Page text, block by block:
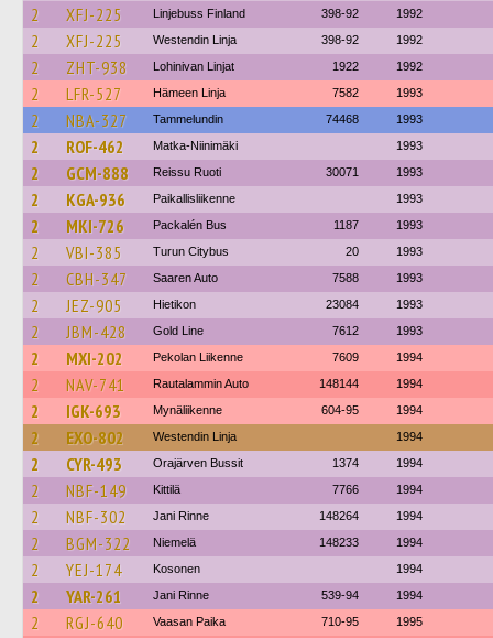
2 XFJ-225 Linjebuss Finland 398-92 1992
2 XFJ-225 Westendin Linja 398-92 1992
2 ZHT-938 Lohinivan Linjat 1922 1992
2 LFR-527 Hämeen Linja 7582 1993
2 NBA-327 Tammelundin 74468 1993
2 ROF-462 Matka-Niinimäki 1993
2 GCM-888 Reissu Ruoti 30071 1993
2 KGA-936 Paikallisliikenne 1993
2 MKI-726 Packalén Bus 1187 1993
2 VBI-385 Turun Citybus 20 1993
2 CBH-347 Saaren Auto 7588 1993
2 JEZ-905 Hietikon 23084 1993
2 JBM-428 Gold Line 7612 1993
2 MXI-202 Pekolan Liikenne 7609 1994
2 NAV-741 Rautalammin Auto 148144 1994
2 IGK-693 Mynäliikenne 604-95 1994
2 EXO-802 Westendin Linja 1994
2 CYR-493 Orajärven Bussit 1374 1994
2 NBF-149 Kittilä 7766 1994
2 NBF-302 Jani Rinne 148264 1994
2 BGM-322 Niemelä 148233 1994
2 YEJ-174 Kosonen 1994
2 YAR-261 Jani Rinne 539-94 1994
2 RGJ-640 Vaasan Paika 710-95 1995